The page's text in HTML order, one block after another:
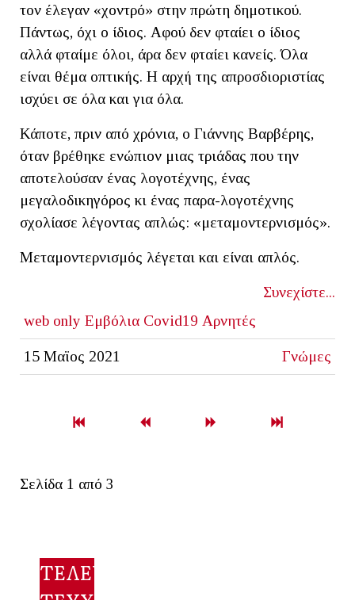
τον έλεγαν «χοντρό» στην πρώτη δημοτικού.
Πάντως, όχι ο ίδιος. Αφού δεν φταίει ο ίδιος
αλλά φταίμε όλοι, άρα δεν φταίει κανείς. Όλα
είναι θέμα οπτικής. Η αρχή της απροσδιοριστίας
ισχύει σε όλα και για όλα.
Κάποτε, πριν από χρόνια, ο Γιάννης Βαρβέρης,
όταν βρέθηκε ενώπιον μιας τριάδας που την
αποτελούσαν ένας λογοτέχνης, ένας
μεγαλοδικηγόρος κι ένας παρα-λογοτέχνης
σχολίασε λέγοντας απλώς: «μεταμοντερνισμός».
Μεταμοντερνισμός λέγεται και είναι απλός.
Συνεχίστε...
web only Εμβόλια Covid19 Αρνητές
15 Μαϊος 2021 Γνώμες
Σελίδα 1 από 3
ΤΕΛΕΥΤΑΙΟ